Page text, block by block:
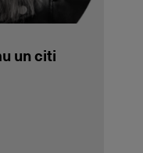
un citi